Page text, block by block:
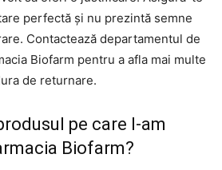
perfectă și nu prezintă semne
Contactează departamentul de
Biofarm pentru a afla mai multe
de returnare.
pe care l-am
Biofarm?